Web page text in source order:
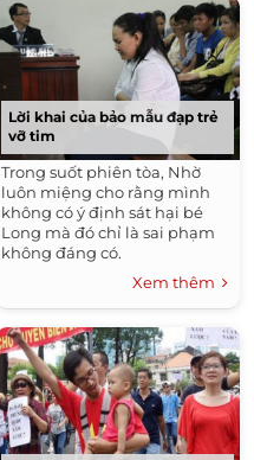
Lời khai của bảo mẫu đạp trẻ
vỡ tim
Trong suốt phiên tòa, Nhờ
luôn miệng cho rằng mình
không có ý định sát hại bé
Long mà đó chỉ là sai phạm
không đáng có.
Xem thêm